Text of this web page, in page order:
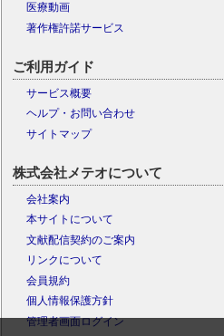
医療動画
著作権許諾サービス
ご利用ガイド
サービス概要
ヘルプ・お問い合わせ
サイトマップ
株式会社メテオについて
会社案内
本サイトについて
文献配信契約のご案内
リンクについて
会員規約
個人情報保護方針
管理者画面ログイン